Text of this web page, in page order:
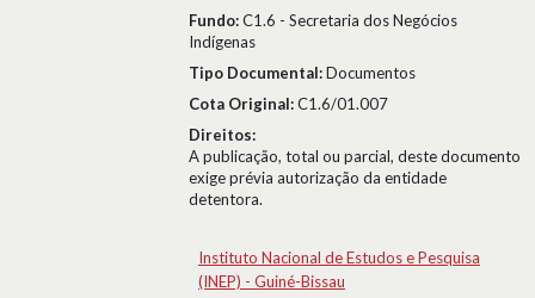
Fundo:C1.6 - Secretaria dos Negócios
Indígenas
Tipo Documental:Documentos
Cota Original:C1.6/01.007
Direitos:
A publicação, total ou parcial, deste documento
exige prévia autorização da entidade
detentora.
Instituto Nacional de Estudos e Pesquisa
(INEP) - Guiné-Bissau